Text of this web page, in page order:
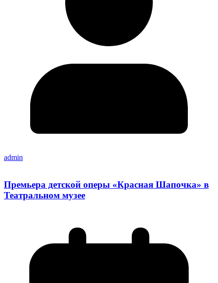
admin
Премьера детской оперы «Красная Шапочка» в
Театральном музее